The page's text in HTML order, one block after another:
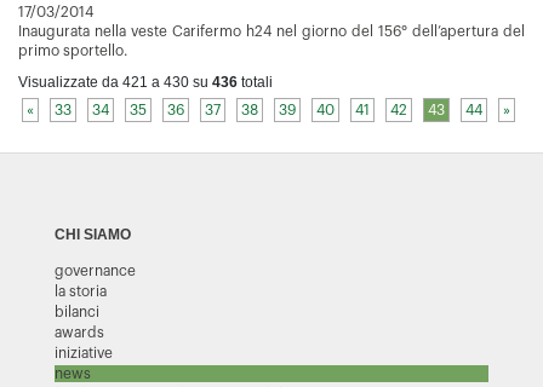
17/03/2014
Inaugurata nella veste Carifermo h24 nel giorno del 156° dell’apertura del
primo sportello.
Visualizzate da 421 a 430 su 436 totali
« 33 34 35 36 37 38 39 40 41 42 43 44 »
CHI SIAMO
governance
la storia
bilanci
awards
iniziative
news